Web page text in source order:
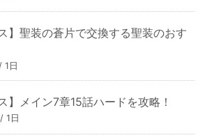
】聖装の蒼片で交換する聖装のおす
1日
】メイン7章15話ハードを攻略！
1日